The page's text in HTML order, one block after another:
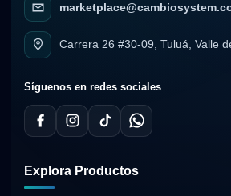
Carrera 26 #30-09, Tuluá, Valle
Síguenos en redes sociales
Explora Productos